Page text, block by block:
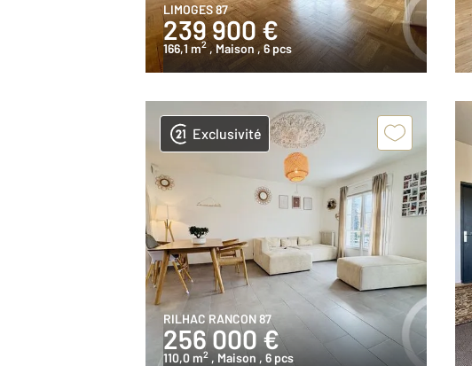
LIMOGES 87
239 900 €
166,1 m2 , Maison , 6 pcs
Exclusivité
RILHAC RANCON 87
256 000 €
110,0 m2 , Maison , 6 pcs